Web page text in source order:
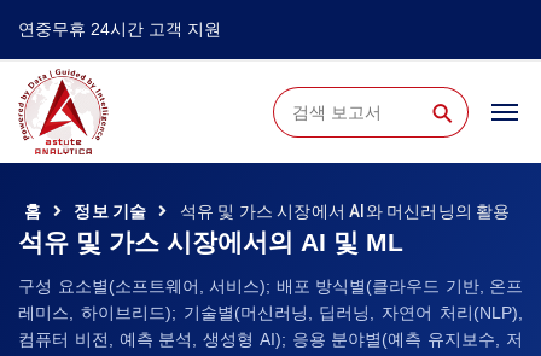
연중무휴 24시간 고객 지원
⚲
홈 정보 기술 석유 및 가스 시장에서 AI와 머신러닝의 활용
석유 및 가스 시장에서의 AI 및 ML
구성 요소별(소프트웨어, 서비스); 배포 방식별(클라우드 기반, 온프
레미스, 하이브리드); 기술별(머신러닝, 딥러닝, 자연어 처리(NLP),
컴퓨터 비전, 예측 분석, 생성형 AI); 응용 분야별(예측 유지보수, 저